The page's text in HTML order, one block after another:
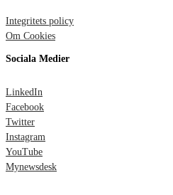
Integritets policy
Om Cookies
Sociala Medier
LinkedIn
Facebook
Twitter
Instagram
YouTube
Mynewsdesk